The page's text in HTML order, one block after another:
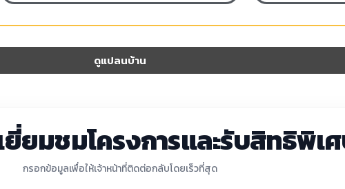
ดูแปลนบ้าน
ยี่ยมชมโครงการและรับสิทธิพิเ
กรอกข้อมูลเพื่อให้เจ้าหน้าที่ติดต่อกลับโดยเร็วที่สุด